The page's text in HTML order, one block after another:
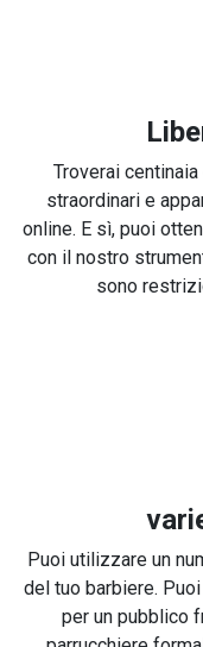
Troverai
straordinari e
online. E sì, puoi
con il nostro
sono
Puoi utilizzare un
del tuo barbiere.
per un pubblico